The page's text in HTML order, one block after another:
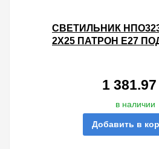
СВЕТИЛЬНИК
2Х25 ПАТРОН Е27
1
в наличии
Добавить в